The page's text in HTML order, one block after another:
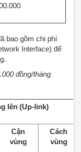
bao gồm chi phí
Interface) để
đồng/tháng
lên (Up-link)
Cận
vùng
Cách
vùng